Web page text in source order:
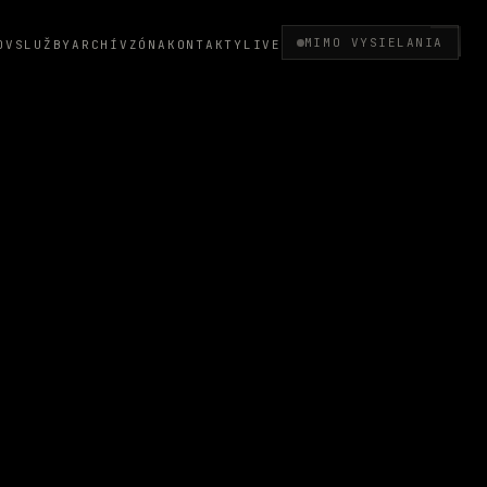
SLUŽBY ARCHÍV ZÓNA KONTAKTY LIVE MIMO VYSIELANIA